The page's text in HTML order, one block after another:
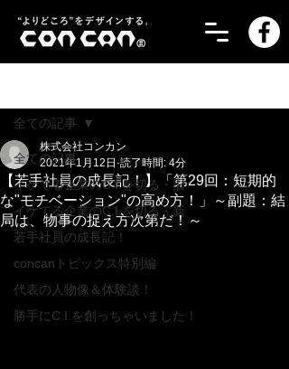
全ての記事
イケてる企業のC.I.を切る・旧
イケてる企業のC.I.を切る・新
若手社員の成長記！
concanトピックス特別編
代表の人物像＆体験談！
勝手にC.I.を創っちゃいました！
全ての記事
【若手社員の成長記！】「第29回：短期的
な"モチベーション"の高め方！」～副題：結
局は、物事の捉え方次第だ！～
株式会社コンカン
2021年1月12日 読了時間: 4分